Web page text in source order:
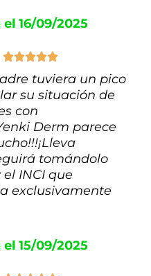
16/09/2025

tuviera un pico
su situación de
con
Derm parece
tomándolo
INCI que
exclusivamente
15/09/2025